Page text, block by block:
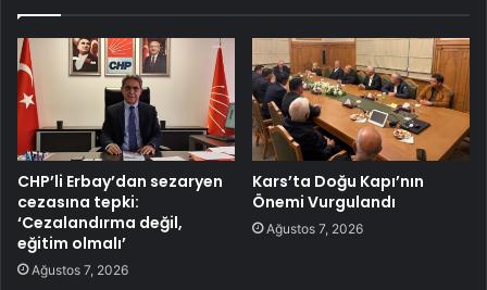
CHP’li Erbay’dan sezaryen
cezasına tepki:
‘Cezalandırma değil,
eğitim olmalı’
Ağustos 7, 2026
Kars’ta Doğu Kapı’nın
Önemi Vurgulandı
Ağustos 7, 2026